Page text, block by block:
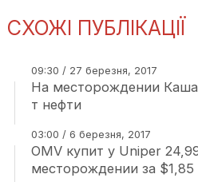
СХОЖІ ПУБЛІКАЦІЇ
09:30 / 27 березня, 2017
На месторождении
т нефти
03:00 / 6 березня, 2017
OMV купит у Uniper
месторождении за